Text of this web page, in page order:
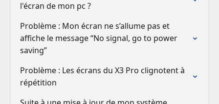
l'écran de mon pc ?
Problème : Mon écran ne s’allume pas et
affiche le message “No signal, go to power
saving”
Problème : Les écrans du X3 Pro clignotent à
répétition